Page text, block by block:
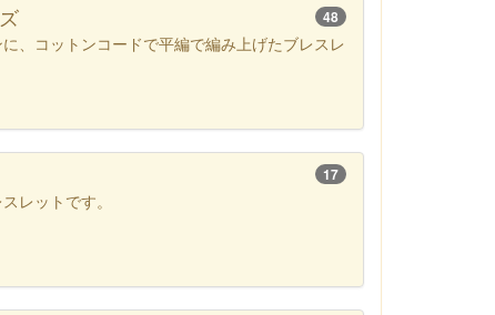
48
、コットンコードで平編で編み上げたブレスレ
17
レットです。